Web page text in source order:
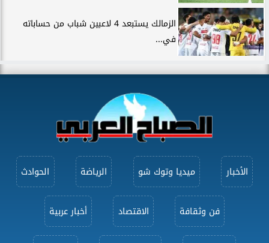
الزمالك يستبعد 4 لاعبين شباب من حساباته
في...
الأخبار ميديا وتوك شو الرياضة الحوادث
فن وثقافة الاقتصاد أخبار عربية